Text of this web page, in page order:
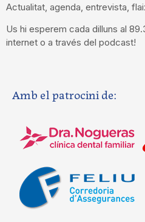
Actualitat, agenda, entrevista,
Us hi esperem cada dilluns al
internet o a través del podcast!
Amb el patrocini de: